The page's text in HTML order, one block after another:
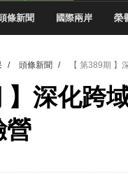
事長『聊』心室」 上官董
駐！中國科大原民音樂成果
尾巴》、《礦影》勇奪台灣
個月！觀管系榮獲天籟盃全
科大開講 解密AI時代的金
辦「114學年度AI英文自我
條新聞 國際兩岸 榮
/ 頭條新聞 / 【 第389期 】
】深化跨
營